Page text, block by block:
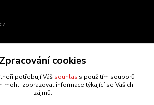
Zpracování cookies
potřebují Váš souhlas s použitím souborů
mohli zobrazovat informace týkající se Vašich
zájmů.